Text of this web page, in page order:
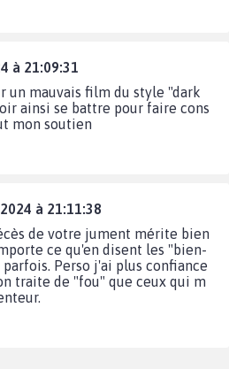
à 21:09:31
un mauvais film du style "dark
ainsi se battre pour faire cons
mon soutien
à 21:11:38
de votre jument mérite bien
ce qu'en disent les "bien-
Perso j'ai plus confiance
traite de "fou" que ceux qui m